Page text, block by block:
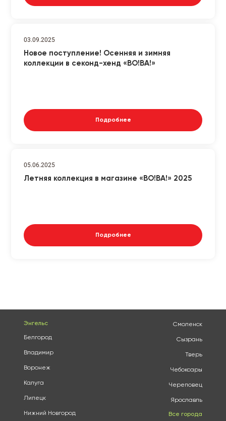
03.09.2025
Новое поступление! Осенняя и зимняя
коллекции в секонд-хенд «ВО!ВА!»
Подробнее
05.06.2025
Летняя коллекция в магазине «ВО!ВА!» 2025
Подробнее
Энгельс
Белгород
Владимир
Воронеж
Калуга
Липецк
Нижний Новгород
Смоленск
Сызрань
Тверь
Чебоксары
Череповец
Ярославль
Все города